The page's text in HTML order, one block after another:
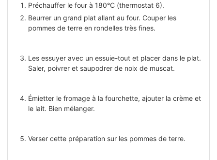
Préchauffer le four à 180°C (thermostat 6).
Beurrer un grand plat allant au four. Couper les
pommes de terre en rondelles très fines.
Les essuyer avec un essuie-tout et placer dans le plat.
Saler, poivrer et saupodrer de noix de muscat.
Émietter le fromage à la fourchette, ajouter la crème et
le lait. Bien mélanger.
Verser cette préparation sur les pommes de terre.